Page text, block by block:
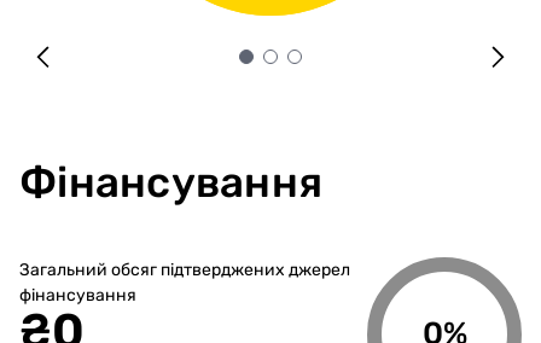
Фінансування
Загальний обсяг підтверджених джерел
фінансування
₴0 0%